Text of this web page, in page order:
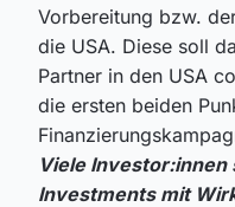
Vorbereitung bzw.
die USA. Diese soll
Partner in den USA
die ersten beiden
Viele Investor:innen
Investments mit